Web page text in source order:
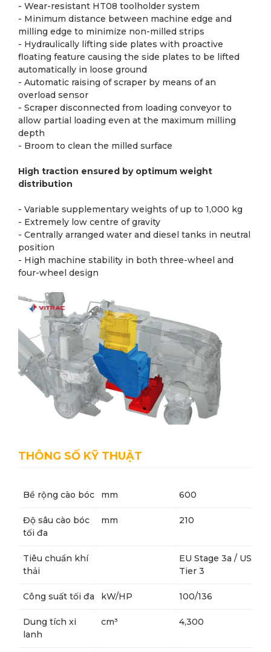
- Wear-resistant HT08 toolholder system
- Minimum distance between machine edge and
milling edge to minimize non-milled strips
- Hydraulically lifting side plates with proactive
floating feature causing the side plates to be lifted
automatically in loose ground
- Automatic raising of scraper by means of an
overload sensor
- Scraper disconnected from loading conveyor to
allow partial loading even at the maximum milling
depth
- Broom to clean the milled surface
High traction ensured by optimum weight
distribution
- Variable supplementary weights of up to 1,000 kg
- Extremely low centre of gravity
- Centrally arranged water and diesel tanks in neutral
position
- High machine stability in both three-wheel and
four-wheel design
THÔNG SỐ KỸ THUẬT
Bề rộng cào bóc mm 600
Độ sâu cào bóc
tối đa
mm 210
Tiêu chuẩn khí
thải
EU Stage 3a / US
Tier 3
Công suất tối đa kW/HP 100/136
Dung tích xi
lanh
cm³ 4,300